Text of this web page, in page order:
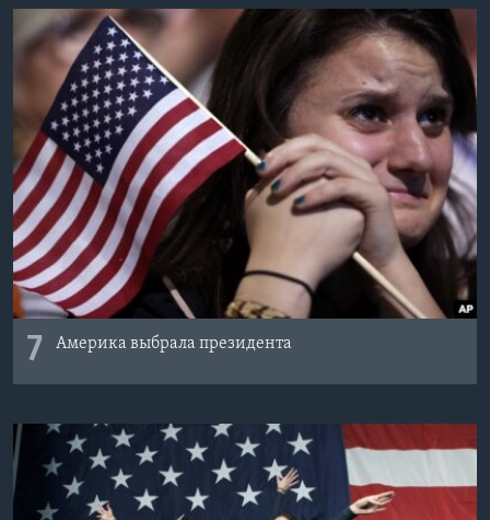
7 Америка выбрала президента